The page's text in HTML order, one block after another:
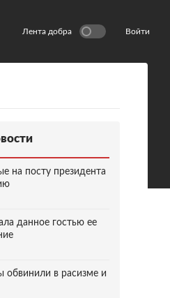
Лента добра Войти
на посту президента
данное гостью ее
обвинили в расизме и